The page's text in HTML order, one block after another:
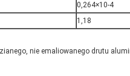
0,264×10-4
1,18
nie emaliowanego drutu